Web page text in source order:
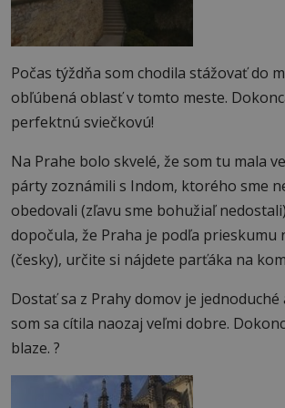
Počas týždňa som chodila stážovať do
obľúbená oblasť v tomto meste.
perfektnú sviečkovú!
Na Prahe bolo skvelé, že som tu mala
párty zoznámili s Indom, ktorého sme
obedovali (zľavu sme bohužiaľ
dopočula, že Praha je podľa
(česky), určite si nájdete parťáka na
Dostať sa z Prahy domov je
som sa cítila naozaj veľmi dobre.
blaze. ?